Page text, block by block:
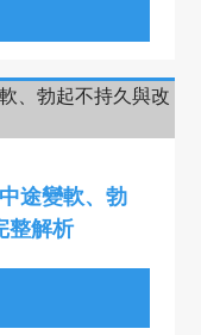
途變軟、勃
整解析